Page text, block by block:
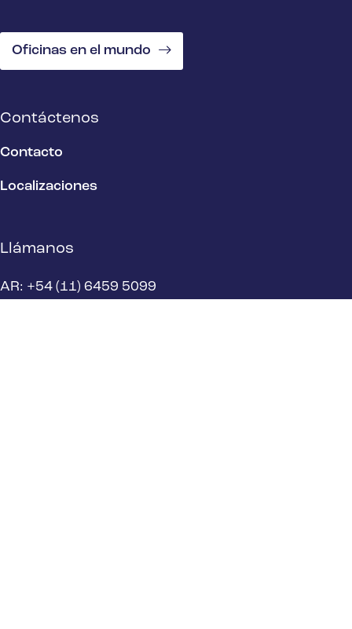
Oficinas en el mundo
Contáctenos
Contacto
Localizaciones
Llámanos
AR: +54 (11) 6459 5099